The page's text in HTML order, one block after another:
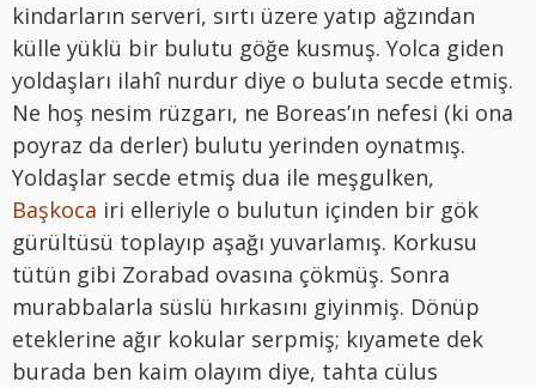
kindarların serveri, sırtı üzere yatıp ağzından
külle yüklü bir bulutu göğe kusmuş. Yolca giden
yoldaşları ilahî nurdur diye o buluta secde etmiş.
Ne hoş nesim rüzgarı, ne Boreas’ın nefesi (ki ona
poyraz da derler) bulutu yerinden oynatmış.
Yoldaşlar secde etmiş dua ile meşgulken,
Başkoca iri elleriyle o bulutun içinden bir gök
gürültüsü toplayıp aşağı yuvarlamış. Korkusu
tütün gibi Zorabad ovasına çökmüş. Sonra
murabbalarla süslü hırkasını giyinmiş. Dönüp
eteklerine ağır kokular serpmiş; kıyamete dek
burada ben kaim olayım diye, tahta cülus